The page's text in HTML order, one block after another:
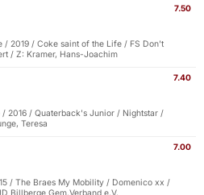
7.50
/ 2019 / Coke saint of the Life / FS Don't
/ Z: Kramer, Hans-Joachim
7.40
2016 / Quaterback's Junior / Nightstar /
Teresa
7.00
/ The Braes My Mobility / Domenico xx /